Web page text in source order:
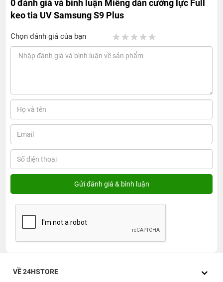
0 đánh giá và bình luận Miếng dán cường lực Full
keo tia UV Samsung S9 Plus
Chọn đánh giá của bạn
VỀ 24HSTORE